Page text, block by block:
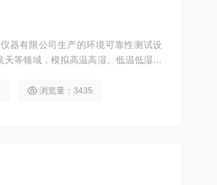
器有限公司生产的环境可靠性测试设
等领域，模拟高温高湿、低温低湿等
浏览量：3435